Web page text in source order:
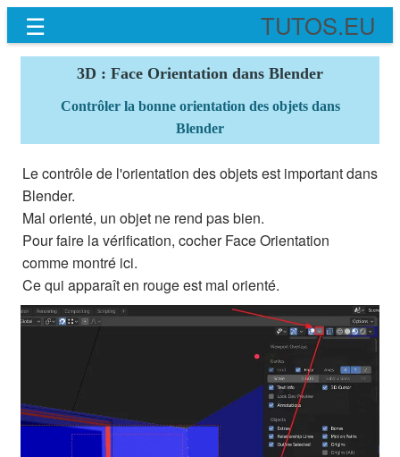
☰ TUTOS.EU
3D : Face Orientation dans Blender
Contrôler la bonne orientation des objets dans
Blender
Le contrôle de l'orientation des objets est important dans
Blender.
Mal orienté, un objet ne rend pas bien.
Pour faire la vérification, cocher Face Orientation
comme montré ici.
Ce qui apparaît en rouge est mal orienté.